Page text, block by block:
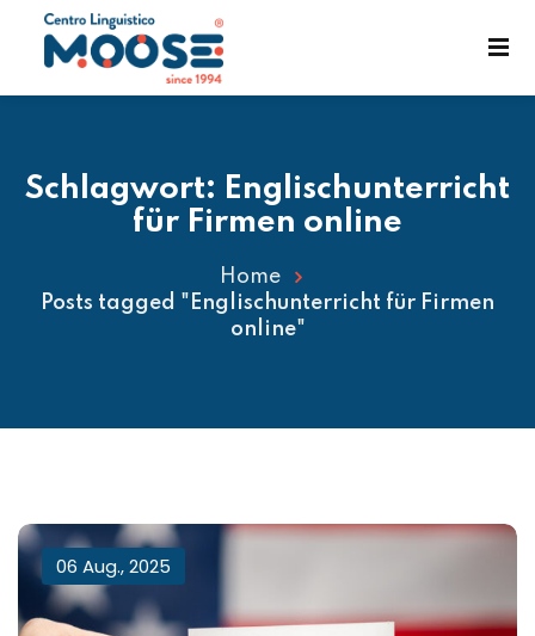
Schlagwort: Englischunterricht
für Firmen online
Home
Posts tagged "Englischunterricht für Firmen
online"
06 Aug., 2025